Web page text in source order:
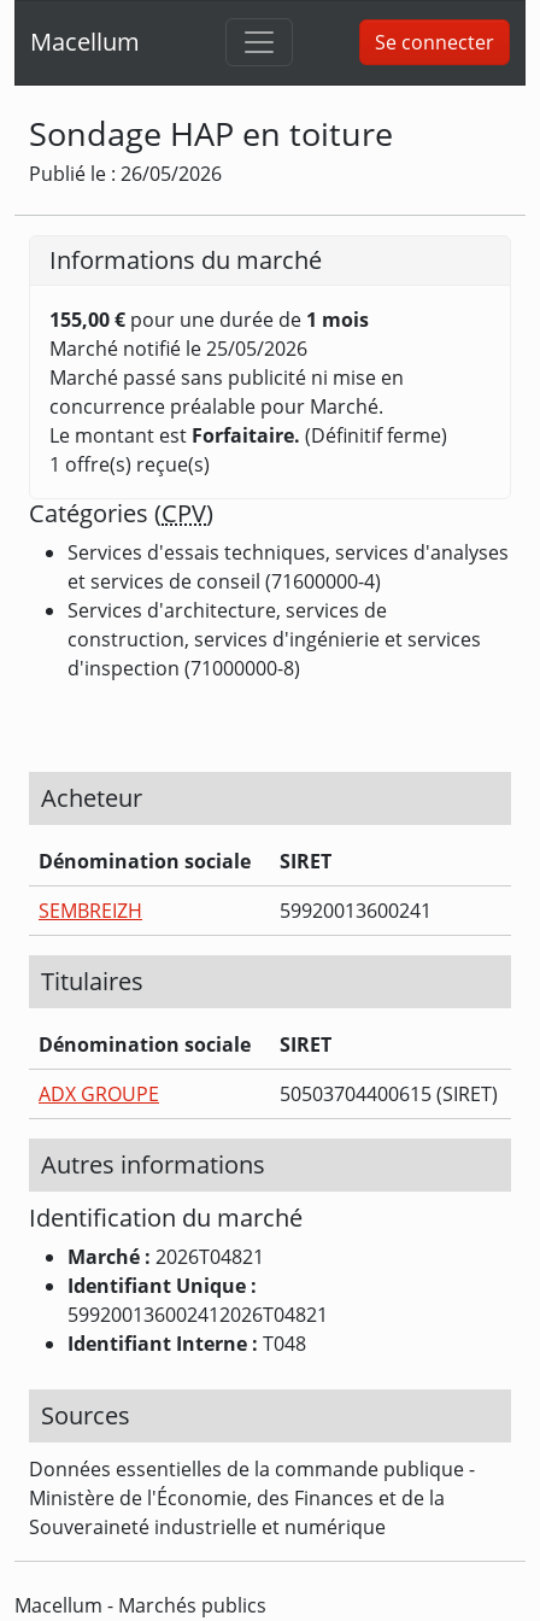
Macellum Se connecter
Sondage HAP en toiture
Publié le : 26/05/2026
Informations du marché
155,00 € pour une durée de 1 mois
Marché notifié le 25/05/2026
Marché passé sans publicité ni mise en
concurrence préalable pour Marché.
Le montant est Forfaitaire. (Définitif ferme)
1 offre(s) reçue(s)
Catégories (CPV)
Services d'essais techniques, services d'analyses
et services de conseil (71600000-4)
Services d'architecture, services de
construction, services d'ingénierie et services
d'inspection (71000000-8)
Acheteur
Dénomination sociale
SIRET
SEMBREIZH
59920013600241
Titulaires
Dénomination sociale
SIRET
ADX GROUPE
50503704400615 (SIRET)
Autres informations
Identification du marché
Marché : 2026T04821
Identifiant Unique :
599200136002412026T04821
Identifiant Interne : T048
Sources
Données essentielles de la commande publique -
Ministère de l'Économie, des Finances et de la
Souveraineté industrielle et numérique
Macellum - Marchés publics